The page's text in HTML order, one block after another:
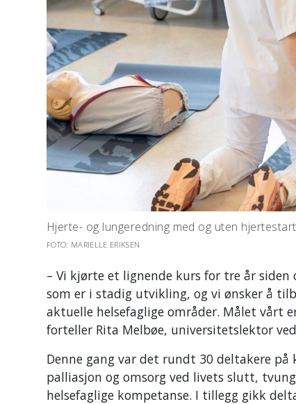
Hjerte- og lungeredning med og uten
FOTO: MARIELLE ERIKSEN
– Vi kjørte et lignende kurs for tre år
som er i stadig utvikling, og vi ønsker å
aktuelle helsefaglige områder. Målet vårt
forteller Rita Melbøe, universitetslektor
Denne gang var det rundt 30 deltakere
palliasjon og omsorg ved livets slutt,
helsefaglige kompetanse. I tillegg gikk